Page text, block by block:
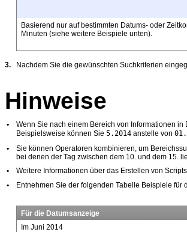
Basierend nur auf bestimmten Datums- oder
Minuten (siehe weitere Beispiele unten).
3. Nachdem Sie die gewünschten Suchkriterien
Hinweise
•
Wenn Sie nach einem Bereich von Informationen
Beispielsweise können Sie 5.2014 anstelle von
•
Sie können Operatoren kombinieren, um
bei denen der Tag zwischen dem 10. und dem 15.
•
Weitere Informationen über das Erstellen von
•
Entnehmen Sie der folgenden Tabelle Beispiele
Für die Datumsanzeige
Im Juni 2014